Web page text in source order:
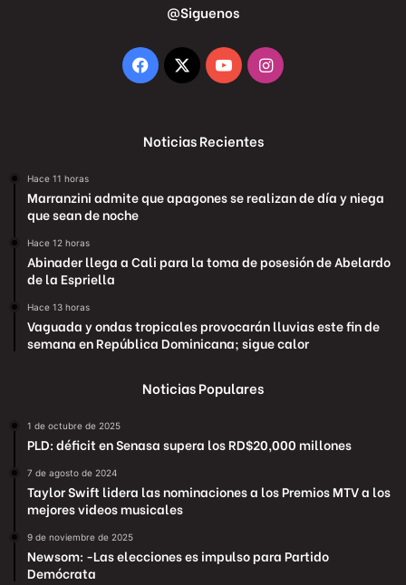
@Siguenos
Facebook
X YouTubeInstagram
Noticias Recientes
Hace 11 horas
Marranzini admite que apagones se realizan de día y niega
que sean de noche
Hace 12 horas
Abinader llega a Cali para la toma de posesión de Abelardo
de la Espriella
Hace 13 horas
Vaguada y ondas tropicales provocarán lluvias este fin de
semana en República Dominicana; sigue calor
Noticias Populares
1 de octubre de 2025
PLD: déficit en Senasa supera los RD$20,000 millones
7 de agosto de 2024
Taylor Swift lidera las nominaciones a los Premios MTV a los
mejores videos musicales
9 de noviembre de 2025
Newsom: -Las elecciones es impulso para Partido
Demócrata